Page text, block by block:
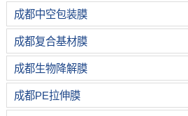
成都中空包装膜
成都复合基材膜
成都生物降解膜
成都PE拉伸膜